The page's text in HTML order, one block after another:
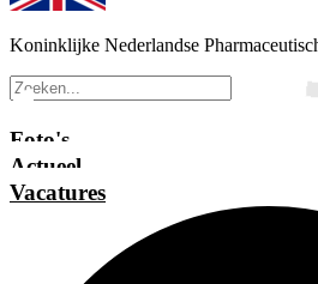
Koninklijke Nederlandse
Foto's
Actueel
Vacatures